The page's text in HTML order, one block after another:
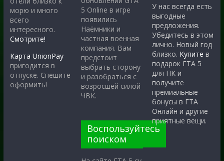
морю и много
всего
интересного.
Смотрите!
Карта UnionPay
пригодится в
отпуске. Спешите
оформить!
5 Online в игре
появились
Наёмники и
частная военная
компания. Вам
предстоит
выбрать сторону
и разобраться с
возросшей силой
ЧВК.
Воспользуйтесь
поиском
У нас всегда есть
выгодные
предложения.
Убедитесь в этом
лично. Новый год
близко. Купите в
подарок ГТА 5
для ПК и
получите
премиальные
бонусы в ГТА
Онлайн и другие
приятные вещи.